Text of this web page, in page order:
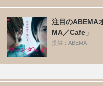
注目のABEMA
MA／Cafe」
提供：ABEMA